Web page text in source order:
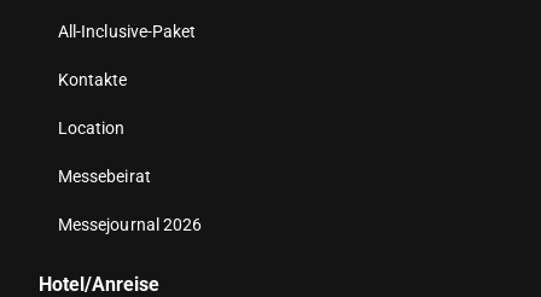
All-Inclusive-Paket
Kontakte
Location
Messebeirat
Messejournal 2026
Hotel/Anreise